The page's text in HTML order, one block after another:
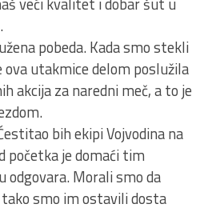
pobeda. Kada smo stekli
ova utakmice delom poslužila
akcija za naredni meč, a to je
bih ekipi Vojvodina na
početka je domaći tim
odgovara. Morali smo da
smo im ostavili dosta